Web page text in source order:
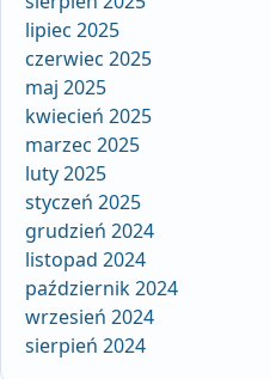
lipiec 2025
czerwiec 2025
maj 2025
kwiecień 2025
marzec 2025
luty 2025
styczeń 2025
grudzień 2024
listopad 2024
październik 2024
wrzesień 2024
sierpień 2024